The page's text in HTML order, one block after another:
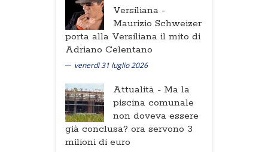
Versiliana -
Maurizio Schweizer
porta alla Versiliana il mito di
Adriano Celentano
venerdì 31 luglio 2026
Attualità - Ma la
piscina comunale
non doveva essere
già conclusa? ora servono 3
milioni di euro